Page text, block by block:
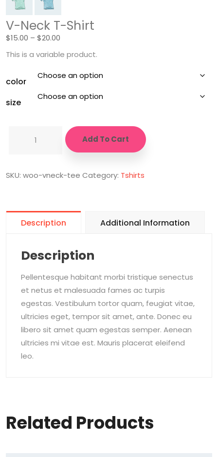
V-Neck T-Shirt
$15.00 – $20.00
This is a variable product.
color
size
Add To Cart
SKU: woo-vneck-tee Category: Tshirts
Description Additional Information
Description
Pellentesque habitant morbi tristique senectus
et netus et malesuada fames ac turpis
egestas. Vestibulum tortor quam, feugiat vitae,
ultricies eget, tempor sit amet, ante. Donec eu
libero sit amet quam egestas semper. Aenean
ultricies mi vitae est. Mauris placerat eleifend
leo.
Related Products